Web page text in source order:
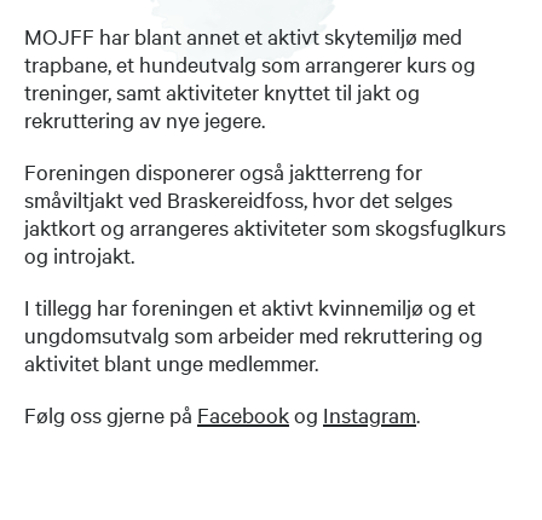
MOJFF har blant annet et aktivt skytemiljø med
trapbane, et hundeutvalg som arrangerer kurs og
treninger, samt aktiviteter knyttet til jakt og
rekruttering av nye jegere.
Foreningen disponerer også jaktterreng for
småviltjakt ved Braskereidfoss, hvor det selges
jaktkort og arrangeres aktiviteter som skogsfuglkurs
og introjakt.
I tillegg har foreningen et aktivt kvinnemiljø og et
ungdomsutvalg som arbeider med rekruttering og
aktivitet blant unge medlemmer.
Følg oss gjerne på Facebookog Instagram.